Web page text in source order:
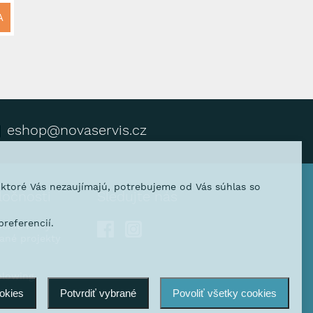
eshop@novaservis.cz
firmy
Sledujte nás
Vás nezaujímajú, potrebujeme od Vás súhlas so
Potvrdiť vybrané Povoliť všetky cookies